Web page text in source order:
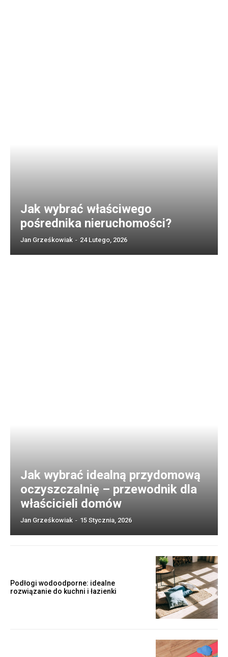
Jak wybrać właściwego
pośrednika nieruchomości?
Jan Grześkowiak - 24 Lutego, 2026
Jak wybrać idealną przydomową
oczyszczalnię – przewodnik dla
właścicieli domów
Jan Grześkowiak - 15 Stycznia, 2026
Podłogi wodoodporne: idealne
rozwiązanie do kuchni i łazienki